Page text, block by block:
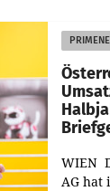
WIEN
AG hat